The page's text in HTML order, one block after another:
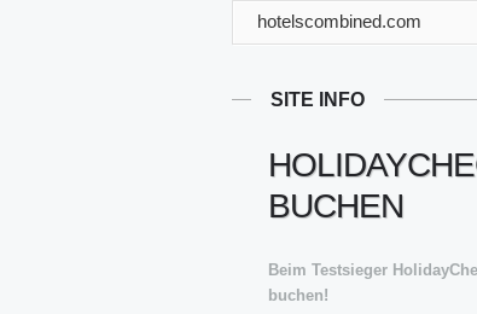
hotelscombined.com
SITE INFO
BUCHEN
Beim Testsieger
buchen!